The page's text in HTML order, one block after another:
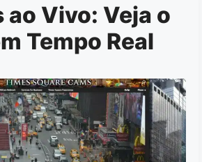
ao Vivo: Veja o
Tempo Real